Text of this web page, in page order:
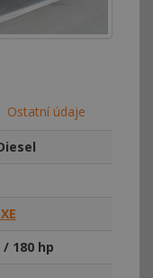
Ostatní údaje
/ 180 hp